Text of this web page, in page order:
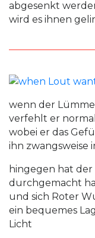
abgesenkt
wird es ihnen
wenn der
verfehlt er
wobei er das
ihn zwangsweise
hingegen hat der
durchgemacht
und sich Roter
ein bequemes
Licht